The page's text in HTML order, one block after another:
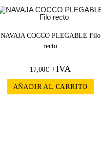
NAVAJA COCCO PLEGABLE Filo
recto
17,00€ +IVA
AÑADIR AL CARRITO